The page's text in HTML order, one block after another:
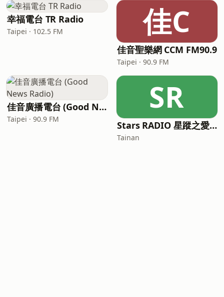
幸福電台 TR Radio
Taipei · 102.5 FM 佳C
佳音聖樂網 CCM FM90.9
Taipei · 90.9 FM
佳音廣播電台 (Good News Radio)
Taipei · 90.9 FM
SR
Stars RADIO 星蹤之愛廣播網
Tainan